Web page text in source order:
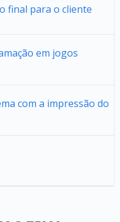
final para o cliente
em jogos
com a impressão do